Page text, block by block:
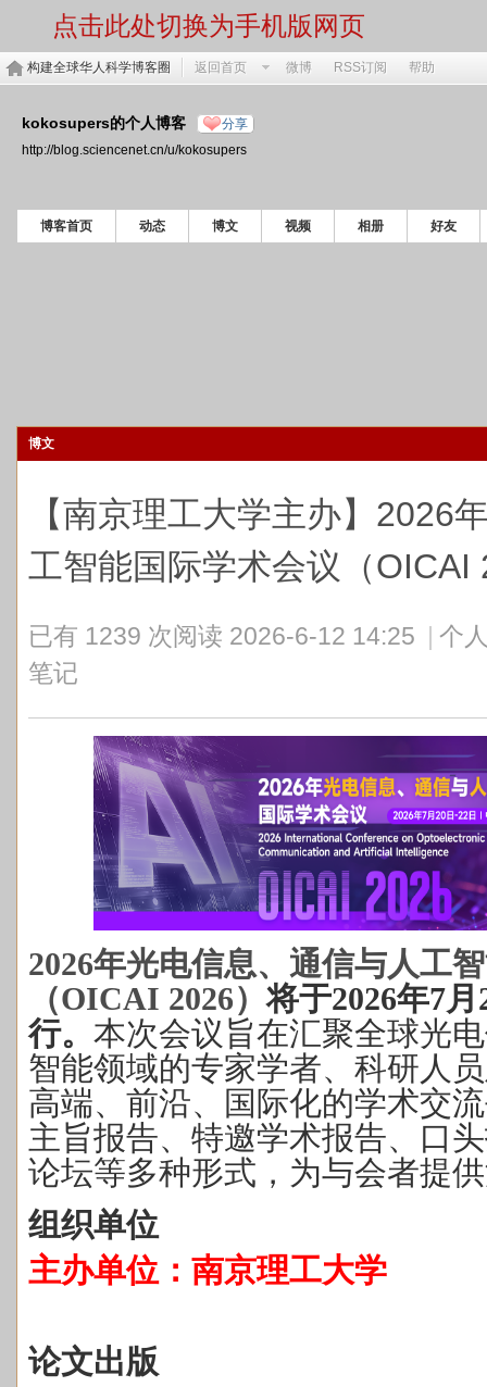
点击此处切换为手机版网页
构建全球华人科学博客圈 返回首页 微博 RSS订阅 帮助
kokosupers的个人博客 分享
http://blog.sciencenet.cn/u/kokosupers
博客首页 动态 博文 视频 相册 好友
博文
【南京理工大学主办】2026
工智能国际学术会议（OICAI
已有 1239 次阅读 2026-6-12 14:25
个
笔记
2026年光电信息、通信与人工
（OICAI 2026）将于2026年7
行。 本次会议旨在汇聚全球光
智能领域的专家学者、科研人
高端、前沿、国际化的学术交
主旨报告、特邀学术报告、口
论坛等多种形式，为与会者提
组织单位
主办单位：南京理工大学
论文出版